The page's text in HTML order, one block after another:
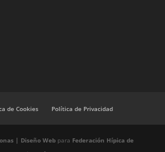
de Cookies Política de Privacidad
| Diseño Web para Federación Hípica de